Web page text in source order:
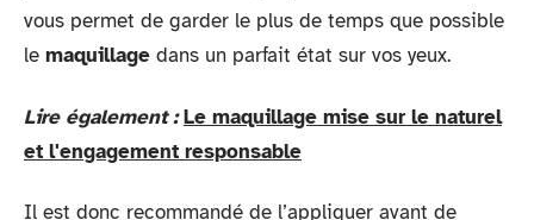
vous permet de garder le plus de temps que possible
le maquillage dans un parfait état sur vos yeux.
Lire également : Le maquillage mise sur le naturel
et l'engagement responsable
Il est donc recommandé de l’appliquer avant de